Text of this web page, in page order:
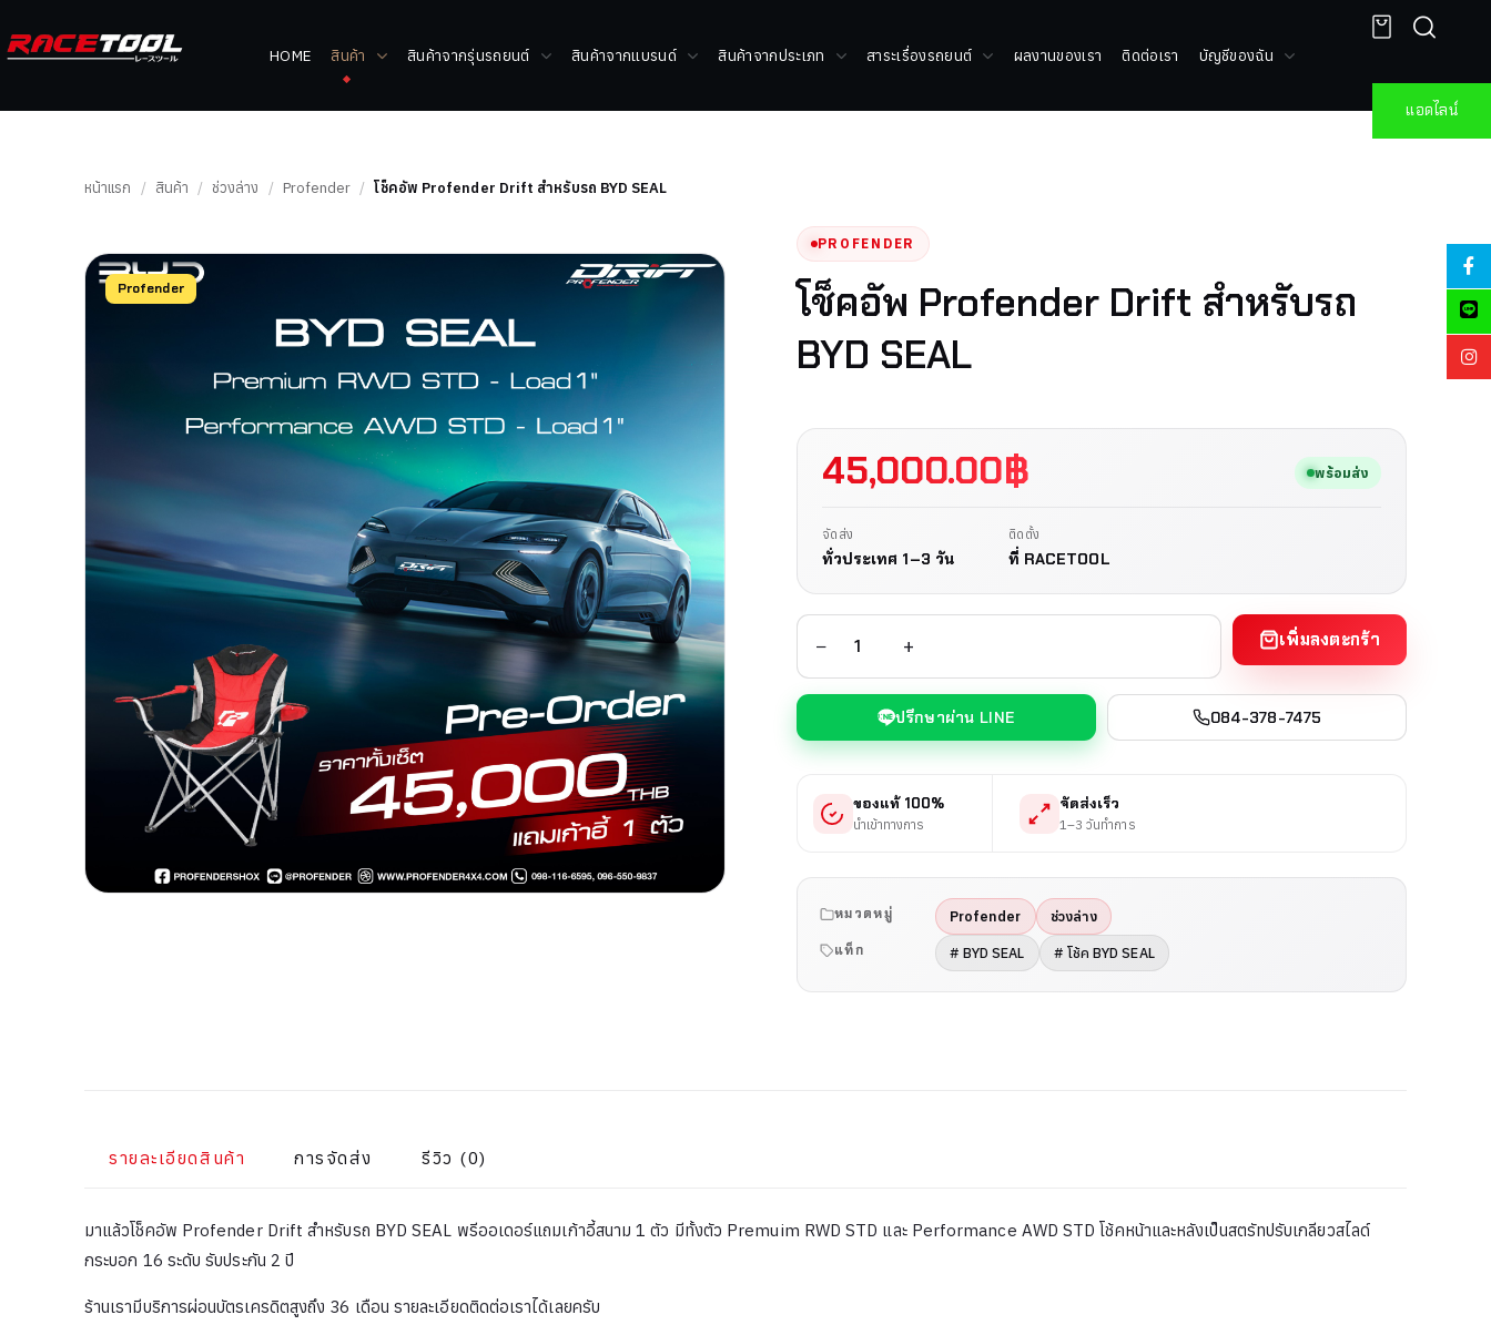
HOME สินค้า สินค้าจากรุ่นรถยนต์ สินค้าจากแบรนด์ สินค้าจากประเภท สาระเรื่องรถยนต์ ผลงานของเรา ติดต่อเรา บัญชีของฉัน
แอดไลน์
หน้าแรก / สินค้า / ช่วงล่าง / Profender / โช็คอัพ Profender Drift สำหรับรถ BYD SEAL
Profender
PROFENDER
โช็คอัพ Profender Drift สำหรับรถ
BYD SEAL
45,000.00฿ พร้อมส่ง
จัดส่ง
ทั่วประเทศ 1–3 วัน
ติดตั้ง
ที่ RACETOOL
− + เพิ่มลงตะกร้า
ปรึกษาผ่าน LINE 084-378-7475
ของแท้ 100%
นำเข้าทางการ
จัดส่งเร็ว
1–3 วันทำการ
หมวดหมู่ Profender ช่วงล่าง
แท็ก # BYD SEAL # โช้ค BYD SEAL
รายละเอียดสินค้า การจัดส่ง รีวิว (0)
มาแล้วโช็คอัพ Profender Drift สำหรับรถ BYD SEAL พรีออเดอร์แถมเก้าอี้สนาม 1 ตัว มีทั้งตัว Premuim RWD STD และ Performance AWD STD โช้คหน้าและหลังเป็นสตรัทปรับเกลียวสไลด์
กระบอก 16 ระดับ รับประกัน 2 ปี
ร้านเรามีบริการผ่อนบัตรเครดิตสูงถึง 36 เดือน รายละเอียดติดต่อเราได้เลยครับ